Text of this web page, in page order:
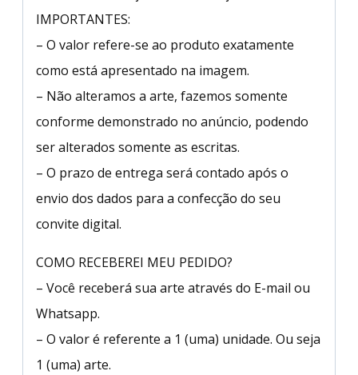
IMPORTANTES:
– O valor refere-se ao produto exatamente
como está apresentado na imagem.
– Não alteramos a arte, fazemos somente
conforme demonstrado no anúncio, podendo
ser alterados somente as escritas.
– O prazo de entrega será contado após o
envio dos dados para a confecção do seu
convite digital.
COMO RECEBEREI MEU PEDIDO?
– Você receberá sua arte através do E-mail ou
Whatsapp.
– O valor é referente a 1 (uma) unidade. Ou seja
1 (uma) arte.